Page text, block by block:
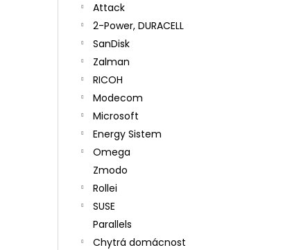
Attack
2-Power, DURACELL
SanDisk
Zalman
RICOH
Modecom
Microsoft
Energy Sistem
Omega
Zmodo
Rollei
SUSE
Parallels
Chytrá domácnost